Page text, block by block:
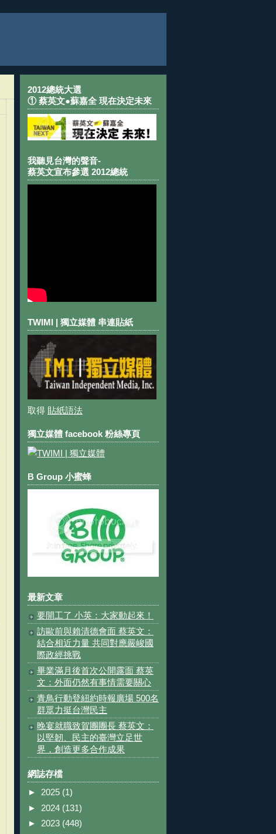
2012總統大選
① 蔡英文●蘇嘉全 現在決定未來
我聽見台灣的聲音-
蔡英文宣布參選 2012總統
TWIMI | 獨立媒體 串連貼紙
取得 貼紙語法
獨立媒體 facebook 粉絲專頁
B Group 小蜜蜂
最新文章
要開工了 小英：大家動起來！
訪歐前與賴清德會面 蔡英文：
結合相近力量 共同對應嚴峻國
際政經挑戰
畢業滿月後首次公開露面 蔡英
文：外面仍然有事情需要關心
青鳥行動登紐約時報廣場 500名
群眾力挺台灣民主
晚宴就職致賀團團長 蔡英文：
以堅韌、民主的臺灣立足世
界，創造更多合作成果
網誌存檔
► 2025 (1)
► 2024 (131)
► 2023 (448)